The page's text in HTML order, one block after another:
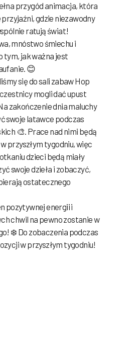
przygód animacja, która
gdzie niezawodny
ratują świat!
mnóstwo śmiechu i
tym, jak ważna jest
😊
się do sali zabaw Hop
mogli dać upust
zakończenie dnia maluchy
swoje latawce podczas
🎨. Prace nad nimi będą
przyszłym tygodniu, więc
dzieci będą miały
swoje dzieła i zobaczyć,
ostatecznego
pozytywnej energii i
chwil na pewno zostanie w
❄️ Do zobaczenia podczas
w przyszłym tygodniu!